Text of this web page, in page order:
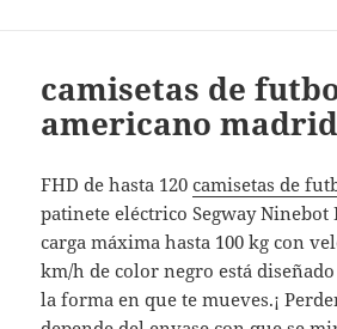
camisetas de
americano madrid
FHD de hasta 120camisetas de
patinete eléctrico Segway Ninebot
carga máxima hasta 100 kg con
km/h de color negro está
la forma en que te mueves.¡